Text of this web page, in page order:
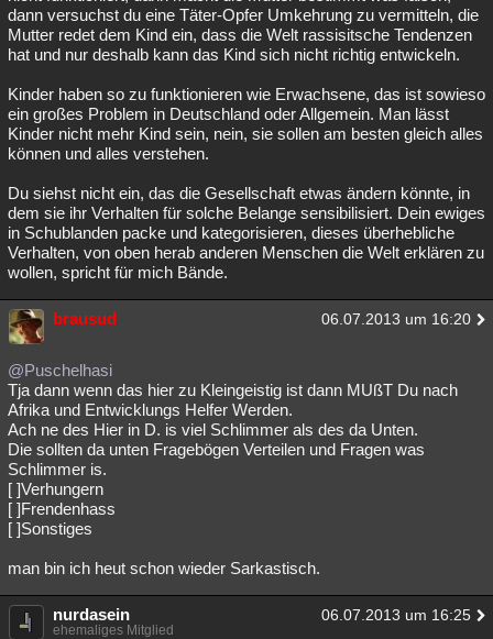
dann versuchst du eine Täter-Opfer Umkehrung zu vermitteln, die
Mutter redet dem Kind ein, dass die Welt rassisitsche Tendenzen
hat und nur deshalb kann das Kind sich nicht richtig entwickeln.
Kinder haben so zu funktionieren wie Erwachsene, das ist sowieso
ein großes Problem in Deutschland oder Allgemein. Man lässt
Kinder nicht mehr Kind sein, nein, sie sollen am besten gleich alles
können und alles verstehen.
Du siehst nicht ein, das die Gesellschaft etwas ändern könnte, in
dem sie ihr Verhalten für solche Belange sensibilisiert. Dein ewiges
in Schublanden packe und kategorisieren, dieses überhebliche
Verhalten, von oben herab anderen Menschen die Welt erklären zu
wollen, spricht für mich Bände.
brausud 06.07.2013 um 16:20
@Puschelhasi
Tja dann wenn das hier zu Kleingeistig ist dann MUßT Du nach
Afrika und Entwicklungs Helfer Werden.
Ach ne des Hier in D. is viel Schlimmer als des da Unten.
Die sollten da unten Fragebögen Verteilen und Fragen was
Schlimmer is.
[ ]Verhungern
[ ]Frendenhass
[ ]Sonstiges
man bin ich heut schon wieder Sarkastisch.
nurdasein 06.07.2013 um 16:25
ehemaliges Mitglied